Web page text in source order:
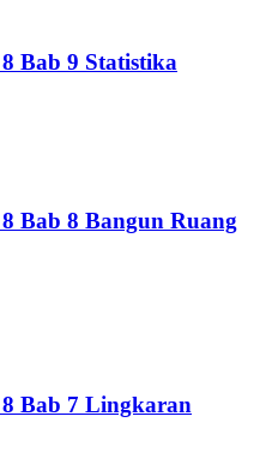
Bab 9 Statistika
Bab 8 Bangun Ruang
Bab 7 Lingkaran